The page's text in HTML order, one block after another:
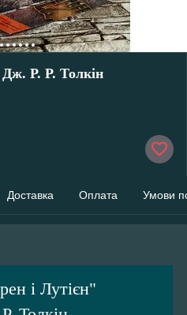
Р. Р. Толкін
Доставка Оплата Умови
і Лутієн"